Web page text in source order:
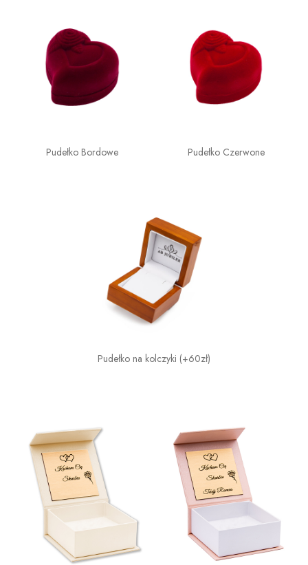
Pudełko Bordowe Pudełko Czerwone
Pudełko na kolczyki (+60zł)